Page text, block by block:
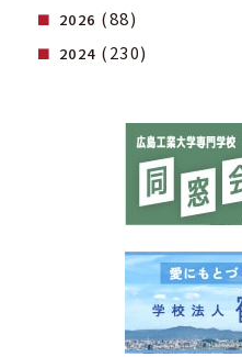
2026 (88)
2024 (230)